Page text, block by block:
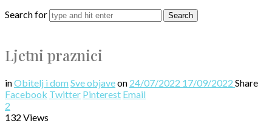
Search for
Ljetni praznici
inObitelj i dom Sve objaveon 24/07/2022 17/09/2022 Share
Facebook Twitter Pinterest Email
2
132 Views